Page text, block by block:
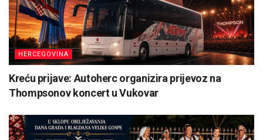
HERCEGOVINA
Kreću prijave: Autoherc organizira prijevoz na
Thompsonov koncert u Vukovar